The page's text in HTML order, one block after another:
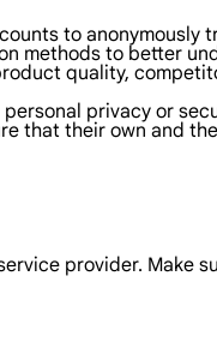
to
methods to better
quality,
privacy or
that their own and
provider. Make